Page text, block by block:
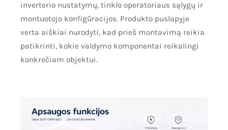
inverterio nustatymų, tinklo operatoriaus sąlygų ir
montuotojo konfigūracijos. Produkto puslapyje
verta aiškiai nurodyti, kad prieš montavimą reikia
patikrinti, kokie valdymo komponentai reikalingi
konkrečiam objektui.